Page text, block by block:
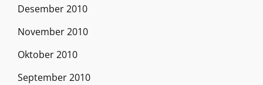
Desember 2010
November 2010
Oktober 2010
September 2010